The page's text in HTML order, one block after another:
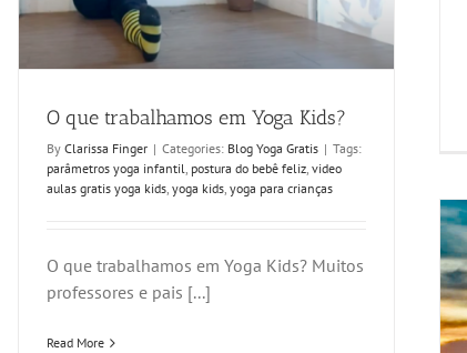
O que trabalhamos em Yoga Kids?
By Clarissa Finger | Categories: Blog Yoga Gratis | Tags:
parâmetros yoga infantil, postura do bebê feliz, video
aulas gratis yoga kids, yoga kids, yoga para crianças
O que trabalhamos em Yoga Kids? Muitos
professores e pais [...]
Read More